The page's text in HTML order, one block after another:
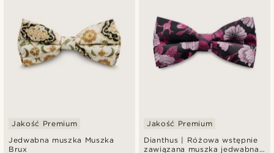
Jedwabna muszka Muszka
Brux
Jakość Premium
Dianthus | Różowa wstępnie
zawiązana muszka jedwabna
Jakość Premium